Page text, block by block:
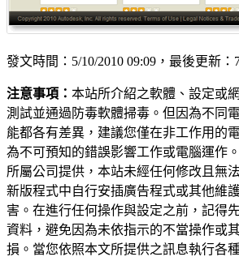
發文時間：5/10/2010 09:09，最後更新：
注意事項： 本站所介紹之軟體、設定或
測試並通過防毒軟體掃毒。但因為不同
能都各有差異，建議您僅在非工作用的
為不可預知的錯誤影響工作或電腦運作
所屬公司提供，本站未經任何修改且無
新版程式中自行安插廣告程式或其他維
害。在進行任何操作與設定之前，記得
資料，避免因為未依指示的不當操作或
損。當您依照本文所提供之訊息執行各